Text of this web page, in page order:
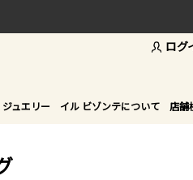
ログ
ュエリー イル ビゾンテについて 店舗